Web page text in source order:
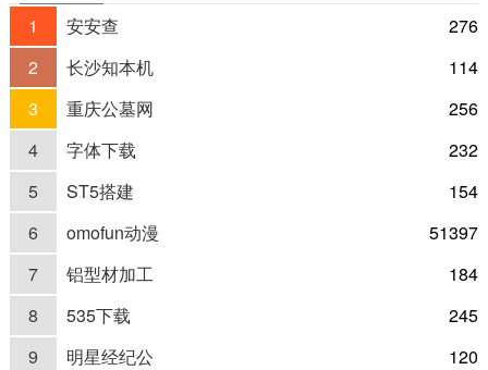
1 安安查
276
2
长沙知本机
114
3
重庆公墓网
256
4
字体下载
232
5
ST5搭建
154
6
omofun动漫
51397
7
铝型材加工
184
8
535下载
245
9
明星经纪公
120